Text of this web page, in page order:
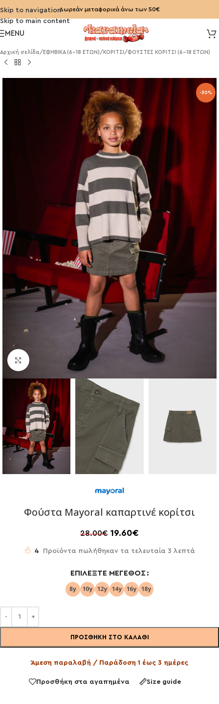
Skip to navigation
Skip to main content
Δωρεάν μεταφορικά άνω των 50€
MENU
Αρχική σελίδα/ ΕΦΗΒΙΚΑ (6-18 ΕΤΩΝ)/ ΚΟΡΙΤΣΙ /ΦΟΥΣΤΕΣ ΚΟΡΙΤΣΙ (6-18 ΕΤΩΝ)
-30%
Click to enlarge
Φούστα Mayoral καπαρτινέ κορίτσι
28.00€ 19.60€
4 Προϊόντα πωλήθηκαν τα τελευταία 3 λεπτά
ΕΠΙΛΈΞΤΕ ΜΈΓΕΘΟΣ
ΠΡΟΣΘΉΚΗ ΣΤΟ ΚΑΛΆΘΙ
Άμεση παραλαβή / Παράδοση 1 έως 3 ημέρες
Προσθήκη στα αγαπημένα Size guide